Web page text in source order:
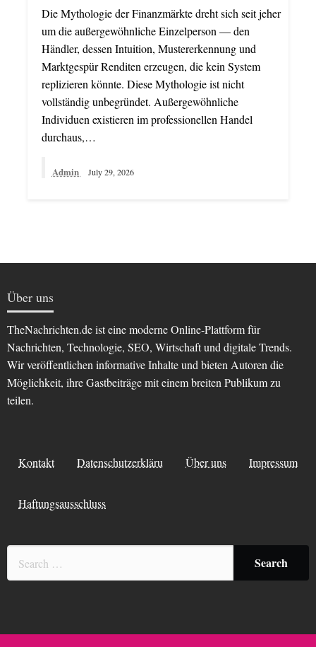
Die Mythologie der Finanzmärkte dreht sich seit jeher
um die außergewöhnliche Einzelperson — den
Händler, dessen Intuition, Mustererkennung und
Marktgespür Renditen erzeugen, die kein System
replizieren könnte. Diese Mythologie ist nicht
vollständig unbegründet. Außergewöhnliche
Individuen existieren im professionellen Handel
durchaus,…
Admin July 29, 2026
Über uns
TheNachrichten.de ist eine moderne Online-Plattform für
Nachrichten, Technologie, SEO, Wirtschaft und digitale Trends.
Wir veröffentlichen informative Inhalte und bieten Autoren die
Möglichkeit, ihre Gastbeiträge mit einem breiten Publikum zu
teilen.
Kontakt Datenschutzerkläru Über uns Impressum
Haftungsausschluss